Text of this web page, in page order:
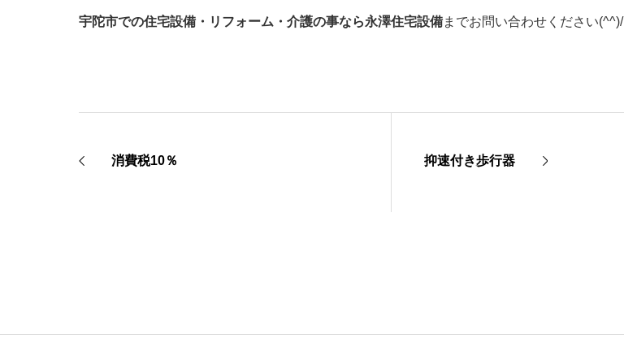
宇陀市での住宅設備・リフォーム・介護の事なら永澤住宅設備までお問い合わせください(^^)/
消費税10％ 抑速付き歩行器